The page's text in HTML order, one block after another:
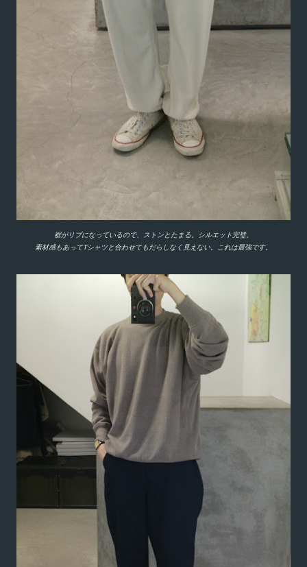
裾がリブになっているので、ストンとたまる。シルエット完璧。
素材感もあってTシャツと合わせてもだらしなく見えない。これは最強です。